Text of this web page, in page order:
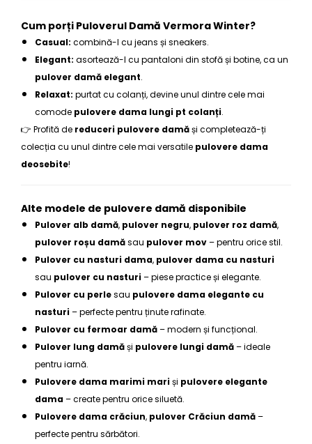
Cum porți Puloverul Damă Vermora Winter?
Casual: combină-l cu jeans și sneakers.
Elegant: asortează-l cu pantaloni din stofă și botine, ca un
pulover damă elegant.
Relaxat: purtat cu colanți, devine unul dintre cele mai
comode pulovere dama lungi pt colanți.
👉 Profită de reduceri pulovere damăși completează-ți
colecția cu unul dintre cele mai versatile pulovere dama
deosebite!
Alte modele de pulovere damă disponibile
Pulover alb damă, pulover negru, pulover roz damă,
pulover roșu damăsau pulover mov– pentru orice stil.
Pulover cu nasturi dama, pulover dama cu nasturi
sau pulover cu nasturi– piese practice și elegante.
Pulover cu perlesau pulovere dama elegante cu
nasturi– perfecte pentru ținute rafinate.
Pulover cu fermoar damă– modern și funcțional.
Pulover lung damăși pulovere lungi damă– ideale
pentru iarnă.
Pulovere dama marimi mariși pulovere elegante
dama– create pentru orice siluetă.
Pulovere dama crăciun, pulover Crăciun damă–
perfecte pentru sărbători.